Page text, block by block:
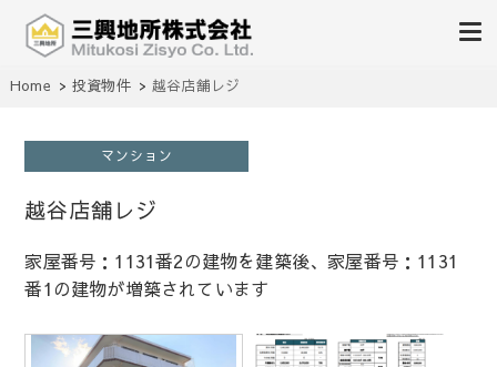
三興地所株式会社
不動産の売買、賃貸、仲介、管理
Home 投資物件 越谷店舗レジ
マンション
越谷店舗レジ
家屋番号：1131番2の建物を建築後、家屋番号：1131
番1の建物が増築されています